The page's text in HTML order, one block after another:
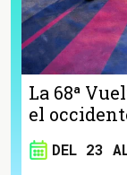
La 68ª
el
DEL 23